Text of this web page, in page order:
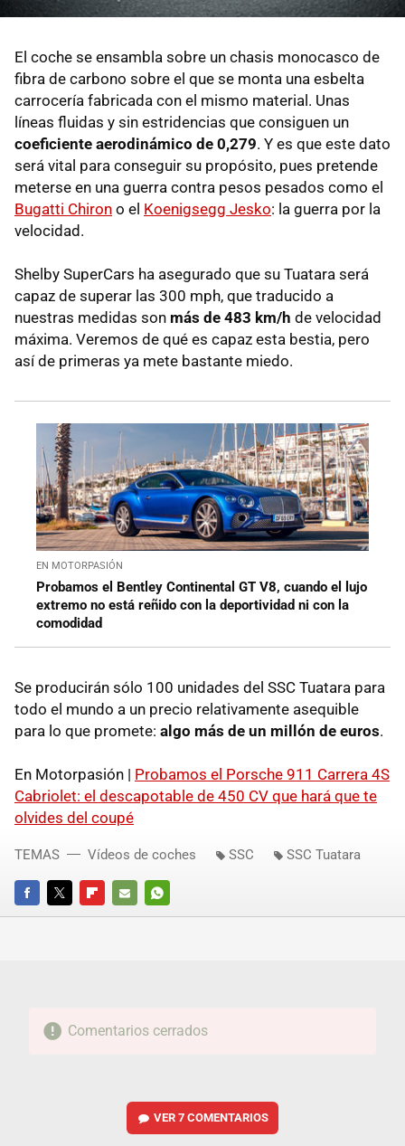
El coche se ensambla sobre un chasis monocasco de
fibra de carbono sobre el que se monta una esbelta
carrocería fabricada con el mismo material. Unas
líneas fluidas y sin estridencias que consiguen un
coeficiente aerodinámico de 0,279. Y es que este dato
será vital para conseguir su propósito, pues pretende
meterse en una guerra contra pesos pesados como el
Bugatti Chiron o el Koenigsegg Jesko: la guerra por la
velocidad.
Shelby SuperCars ha asegurado que su Tuatara será
capaz de superar las 300 mph, que traducido a
nuestras medidas son más de 483 km/h de velocidad
máxima. Veremos de qué es capaz esta bestia, pero
así de primeras ya mete bastante miedo.
EN MOTORPASIÓN
Probamos el Bentley Continental GT V8, cuando el lujo
extremo no está reñido con la deportividad ni con la
comodidad
Se producirán sólo 100 unidades del SSC Tuatara para
todo el mundo a un precio relativamente asequible
para lo que promete: algo más de un millón de euros.
En Motorpasión | Probamos el Porsche 911 Carrera 4S
Cabriolet: el descapotable de 450 CV que hará que te
olvides del coupé
FACEBOOKTWITTERFLIPBOARD
E-
WHATSAPP
TEMAS Vídeos de coches SSC SSC Tuatara
Comentarios cerrados
VER7 COMENTARIOS